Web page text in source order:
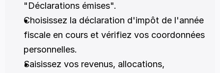
"Déclarations émises".
Choisissez la déclaration d'impôt de l'année
fiscale en cours et vérifiez vos coordonnées
personnelles.
Saisissez vos revenus, allocations,